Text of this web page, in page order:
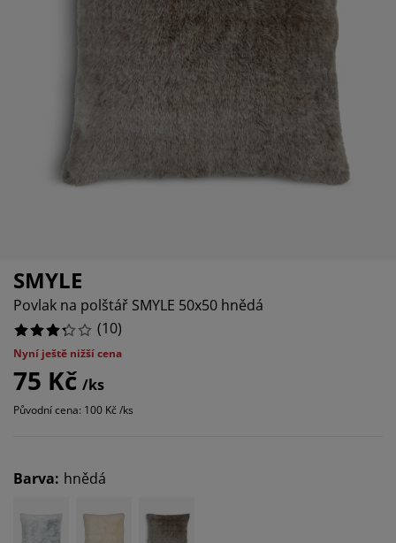
do ložnice
rámy s úložným prostorem
matrace
postele
o nábytek/doplňky
osvětlení
mazlíčky
SMYLE
Povlak na polštář SMYLE 50x50 hnědá
(10)
Nyní ještě nižší cena
75 Kč /ks
Původní cena: 100 Kč /ks
Barva: hnědá